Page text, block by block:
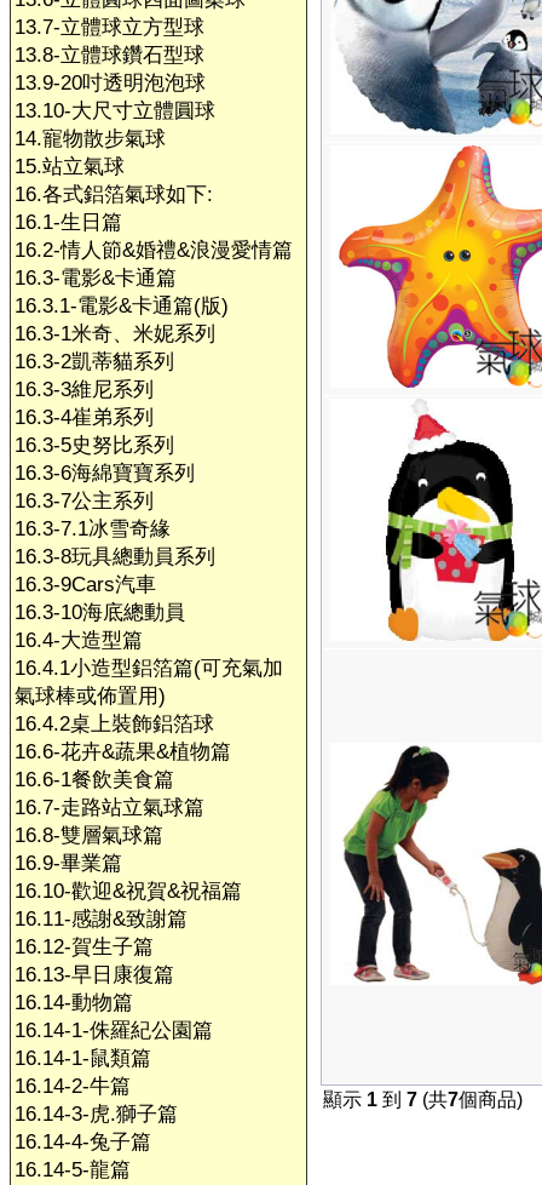
13.7-立體球立方型球
13.8-立體球鑽石型球
13.9-20吋透明泡泡球
13.10-大尺寸立體圓球
14.寵物散步氣球
15.站立氣球
16.各式鋁箔氣球如下:
16.1-生日篇
16.2-情人節&婚禮&浪漫愛情篇
16.3-電影&卡通篇
16.3.1-電影&卡通篇(版)
16.3-1米奇、米妮系列
16.3-2凱蒂貓系列
16.3-3維尼系列
16.3-4崔弟系列
16.3-5史努比系列
16.3-6海綿寶寶系列
16.3-7公主系列
16.3-7.1冰雪奇緣
16.3-8玩具總動員系列
16.3-9Cars汽車
16.3-10海底總動員
16.4-大造型篇
16.4.1小造型鋁箔篇(可充氣加
氣球棒或佈置用)
16.4.2桌上裝飾鋁箔球
16.6-花卉&蔬果&植物篇
16.6-1餐飲美食篇
16.7-走路站立氣球篇
16.8-雙層氣球篇
16.9-畢業篇
16.10-歡迎&祝賀&祝福篇
16.11-感謝&致謝篇
16.12-賀生子篇
16.13-早日康復篇
16.14-動物篇
16.14-1-侏羅紀公園篇
16.14-1-鼠類篇
16.14-2-牛篇
16.14-3-虎.獅子篇
16.14-4-兔子篇
16.14-5-龍篇
顯示 1 到 7 (共7個商品)